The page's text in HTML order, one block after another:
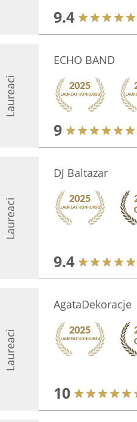
9.4
Laureaci
ECHO BAND
9
Laureaci
DJ Baltazar
9.4
Laureaci
AgataDekoracje
10